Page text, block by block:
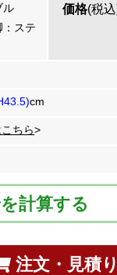
ル
ステ
価格(税
cm
ちら>
計算する
注文・見積